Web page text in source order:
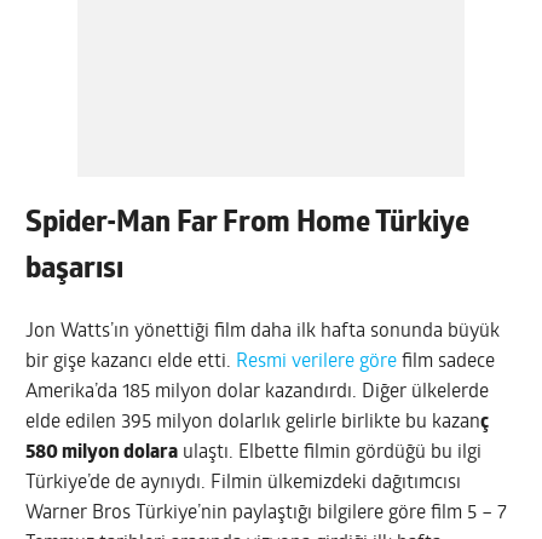
Spider-Man Far From Home Türkiye
başarısı
Jon Watts’ın yönettiği film daha ilk hafta sonunda büyük
bir gişe kazancı elde etti. Resmi verilere göre film sadece
Amerika’da 185 milyon dolar kazandırdı. Diğer ülkelerde
elde edilen 395 milyon dolarlık gelirle birlikte bu kazanç
580 milyon dolara ulaştı. Elbette filmin gördüğü bu ilgi
Türkiye’de de aynıydı. Filmin ülkemizdeki dağıtımcısı
Warner Bros Türkiye’nin paylaştığı bilgilere göre film 5 – 7